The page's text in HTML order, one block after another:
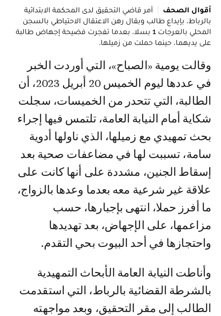
أقوال الصحف
أمر قاضي التحقيق لدى المحكمة الابتدائية
بالرباط، بإيداع طالب وبقال رهن الاعتقال الاحتياطي بالسجن
المحلي بالعرجات 1 بسلا، بعدما تفجرت فضيحة إجهاض طالبة
على يديهما، حينما حملت من زميلها.
وقالت يومية «الصباح»، التي أوردت الخبر
في عددها ليوم الخميس 20 أبريل 2023، أن
الطالبة، التي تتحدر من الخميسات، سجلت
شكاية أمام النيابة العامة، تلتمس فيها إجراء
بحث تمهيدي مع زميلها، الذي ناولها أدوية
سامة، تسببت لها في مضاعفات صحية بعد
إسقاط الجنين، مشددة على أنها كانت على
علاقة غير شرعية معه بعدما وعدها بالزواج،
ما أفرز حملا، انتهى بإجبارها، حسب
مزاعمها، على الإجهاض، بعد تهديدها
واحتجازها في أحد البيوت بحي التقدم.
وأناطت النيابة العامة الأبحاث التمهيدية
بالشرطة القضائية بالرباط، التي استقدمت
الطالب إلى مقر التحقيق، وبعد مواجهته